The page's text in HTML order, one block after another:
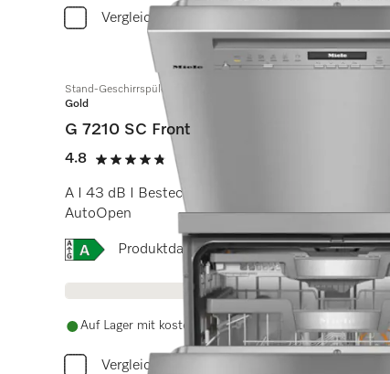
Vergleichen
Stand-Geschirrspüler
Gold
G 7210 SC Front
4.8
4.8 Sterne von 5
(8 Bewertungen)
A I 43 dB I Besteckschublade I ExtraComfort
AutoOpen
Onlinelabel Image, Energielabel
Produktdatenblatt
Auf Lager mit kostenlosem Versand
Vergleichen